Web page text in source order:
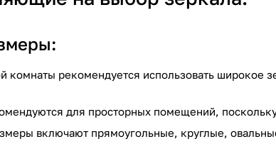
комнаты рекомендуется использовать широкое
для просторных помещений,
включают прямоугольные, круглые,